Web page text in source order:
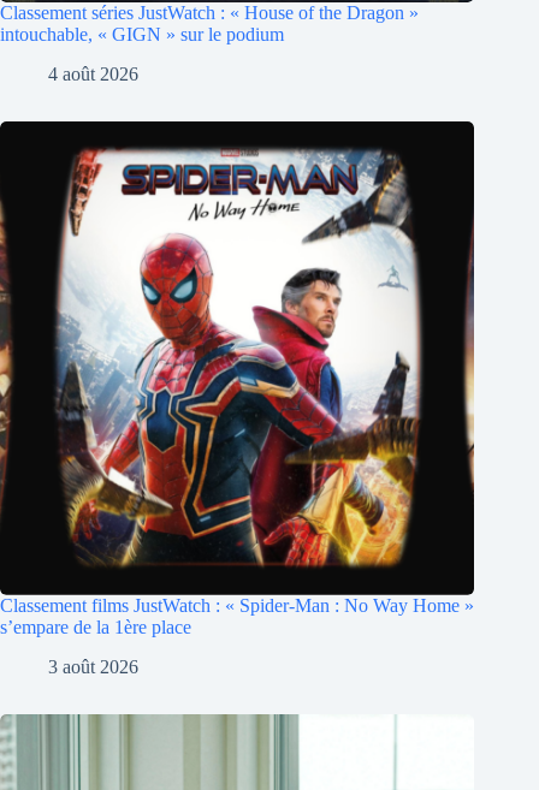
Classement séries JustWatch : « House of the Dragon »
intouchable, « GIGN » sur le podium
4 août 2026
Classement films JustWatch : « Spider-Man : No Way Home »
s’empare de la 1ère place
3 août 2026